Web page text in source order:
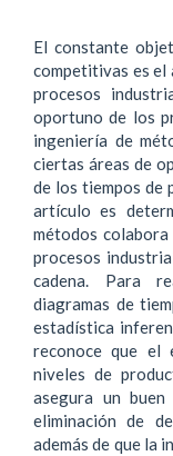
El constante
competitivas es el
procesos
oportuno de los
ingeniería de
ciertas áreas de
de los tiempos de
artículo es
métodos
procesos
cadena. Para
diagramas de
estadística
reconoce que el
niveles de
asegura un
eliminación de
además de que la